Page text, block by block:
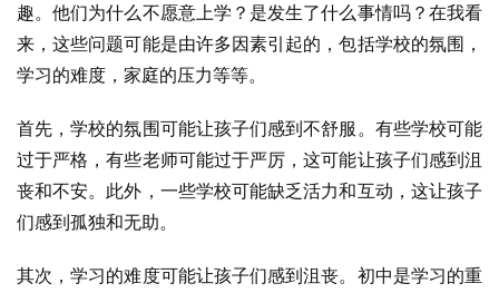
趣。他们为什么不愿意上学？是发生了什么事情吗？在我看
来，这些问题可能是由许多因素引起的，包括学校的氛围，
学习的难度，家庭的压力等等。
首先，学校的氛围可能让孩子们感到不舒服。有些学校可能
过于严格，有些老师可能过于严厉，这可能让孩子们感到沮
丧和不安。此外，一些学校可能缺乏活力和互动，这让孩子
们感到孤独和无助。
其次，学习的难度可能让孩子们感到沮丧。初中是学习的重